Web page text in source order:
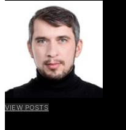
VIEW POSTS